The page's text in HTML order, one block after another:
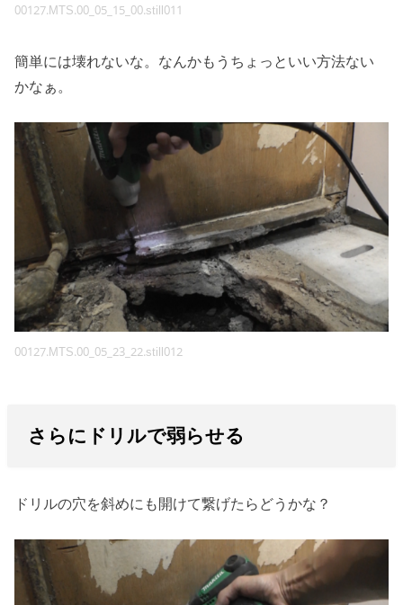
00127.MTS.00_05_15_00.still011
簡単には壊れないな。なんかもうちょっといい方法ない
かなぁ。
00127.MTS.00_05_23_22.still012
さらにドリルで弱らせる
ドリルの穴を斜めにも開けて繋げたらどうかな？